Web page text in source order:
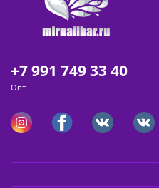
+7 991 749 33 40
Опт